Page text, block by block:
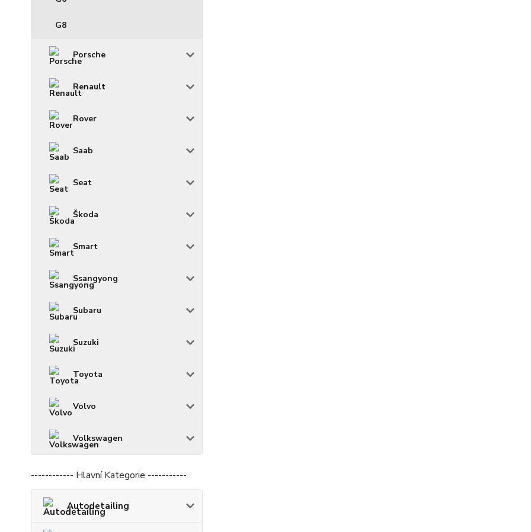
G8
Porsche
Renault
Rover
Saab
Seat
Škoda
Smart
Ssangyong
Subaru
Suzuki
Toyota
Volvo
Volkswagen
------------ Hlavní Kategorie -----------
Autodetailing